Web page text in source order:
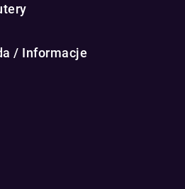
/ Informacje